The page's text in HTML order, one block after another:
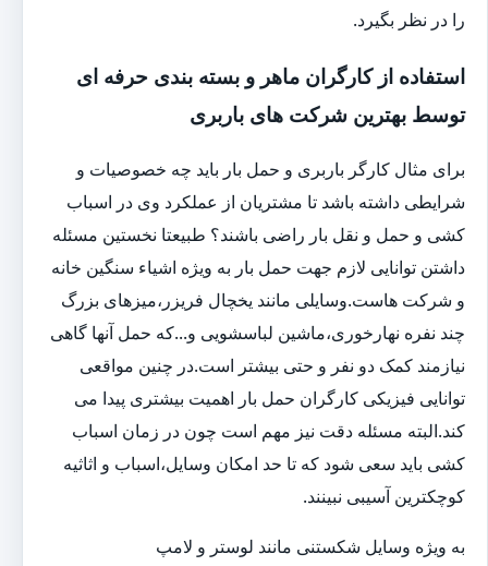
را در نظر بگیرد.
استفاده از کارگران ماهر و بسته بندی حرفه ای
توسط بهترین شرکت های باربری
برای مثال کارگر باربری و حمل بار باید چه خصوصیات و
شرایطی داشته باشد تا مشتریان از عملکرد وی در اسباب
کشی و حمل و نقل بار راضی باشند؟ طبیعتا نخستین مسئله
داشتن توانایی لازم جهت حمل بار به ویژه اشیاء سنگین خانه
و شرکت هاست.وسایلی مانند یخچال فریزر،میزهای بزرگ
چند نفره نهارخوری،ماشین لباسشویی و...که حمل آنها گاهی
نیازمند کمک دو نفر و حتی بیشتر است.در چنین مواقعی
توانایی فیزیکی کارگران حمل بار اهمیت بیشتری پیدا می
کند.البته مسئله دقت نیز مهم است چون در زمان اسباب
کشی باید سعی شود که تا حد امکان وسایل،اسباب و اثاثیه
کوچکترین آسیبی نبینند.
به ویژه وسایل شکستنی مانند لوستر و لامپ